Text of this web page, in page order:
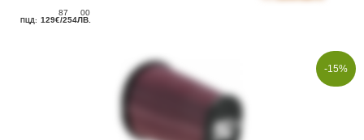
129
87
€/254
00
ЛВ.
-15%